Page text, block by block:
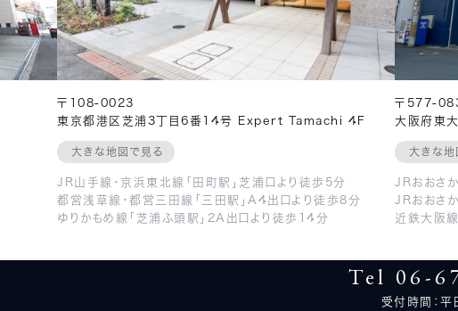
〒108-0023
東京都港区芝浦3丁目6番14号 Expert Tamachi 4F
大きな地図で見る
JR山手線・京浜東北線「田町駅」芝浦口より徒歩5分
都営浅草線・都営三田線「三田駅」A4出口より徒歩8分
ゆりかもめ線「芝浦ふ頭駅」2A出口より徒歩14分
〒577-
大阪府東
大きな地
JRおおさ
JRおおさ
近鉄大阪
Tel 06-
受付時間：